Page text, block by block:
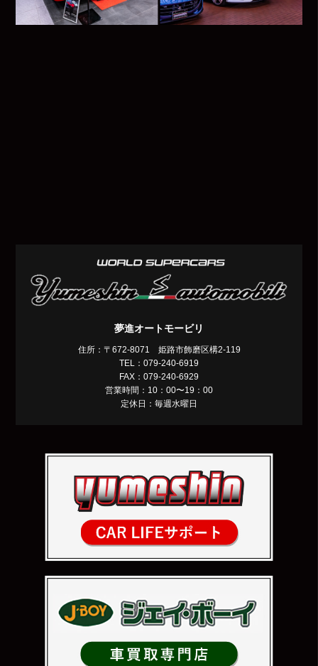
夢進オートモービリ
住所：〒672-8071 姫路市飾磨区構2-119
TEL：079-240-6919
FAX：079-240-6929
営業時間：10：00〜19：00
定休日：毎週水曜日